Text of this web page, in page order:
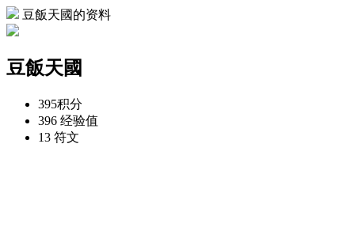
豆飯天國的资料
豆飯天國
395积分
396 经验值
13 符文